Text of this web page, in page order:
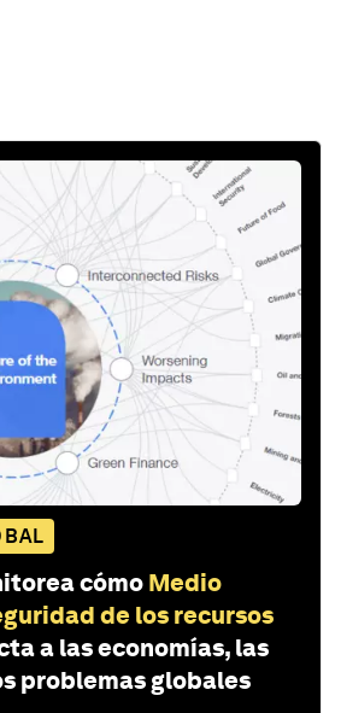
cómo Medio
de los recursos
a las economías, las
problemas globales